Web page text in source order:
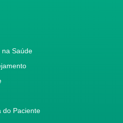
na Saúde
do Paciente